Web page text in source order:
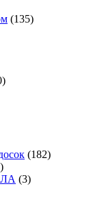
(135)
(182)
(3)